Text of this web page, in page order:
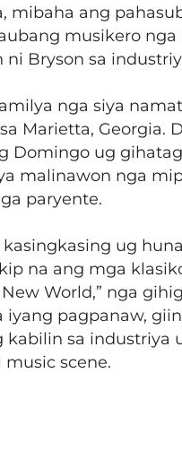
mibaha ang
musikero
Bryson sa
nga siya
Marietta, Georgia.
Domingo ug
malinawon nga
paryente.
ug
na ang mga
World,” nga
iyang pagpanaw,
sa industriya
music scene.